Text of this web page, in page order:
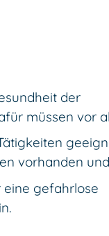
der
müssen vor
vorhanden und
gefahrlose